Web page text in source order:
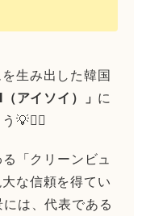
生み出した韓国
（アイソイ）」 に
💡🕵️‍♂️
「クリーンビュ
な信頼を得てい
は、代表である